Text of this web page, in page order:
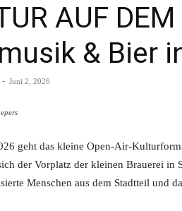
AUF
& Bier
- Juni 2, 2026
geht das kleine Open-Air-
der Vorplatz der kleinen Brauerei in
Menschen aus dem Stadtteil und